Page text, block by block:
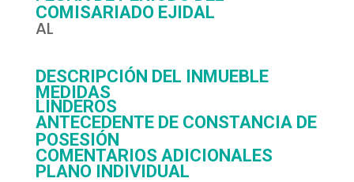
COMISARIADO EJIDAL
AL
DESCRIPCIÓN DEL INMUEBLE
MEDIDAS
LINDEROS
ANTECEDENTE DE CONSTANCIA DE
POSESIÓN
COMENTARIOS ADICIONALES
PLANO INDIVIDUAL